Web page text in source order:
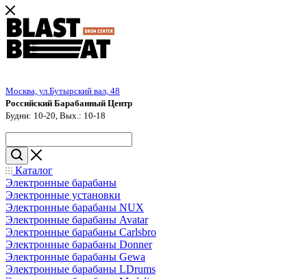
Москва, ул.Бутырский вал, 48
Российский Барабанный Центр
Будни: 10-20, Вых.: 10-18
Каталог
Электронные барабаны
Электронные установки
Электронные барабаны NUX
Электронные барабаны Avatar
Электронные барабаны Carlsbro
Электронные барабаны Donner
Электронные барабаны Gewa
Электронные барабаны LDrums